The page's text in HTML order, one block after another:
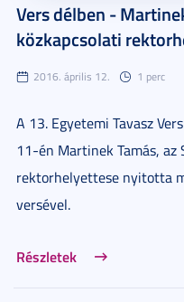
Vers délben -
közkapcsolati
2016. április 12. 1 perc
A 13. Egyetemi Tavasz
11-én Martinek Tamás, az
rektorhelyettese nyitotta
versével.
Részletek